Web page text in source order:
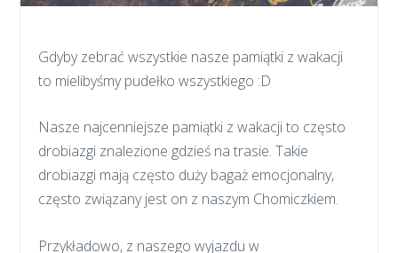
Gdyby zebrać wszystkie nasze pamiątki z wakacji
to mielibyśmy pudełko wszystkiego :D
Nasze najcenniejsze pamiątki z wakacji to często
drobiazgi znalezione gdzieś na trasie. Takie
drobiazgi mają często duży bagaż emocjonalny,
często związany jest on z naszym Chomiczkiem.
Przykładowo, z naszego wyjazdu w